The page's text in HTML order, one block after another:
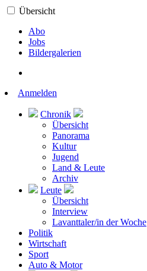
Übersicht
Abo
Jobs
Bildergalerien
Anmelden
Chronik
Übersicht
Panorama
Kultur
Jugend
Land & Leute
Archiv
Leute
Übersicht
Interview
Lavanttaler/in der Woche
Politik
Wirtschaft
Sport
Auto & Motor